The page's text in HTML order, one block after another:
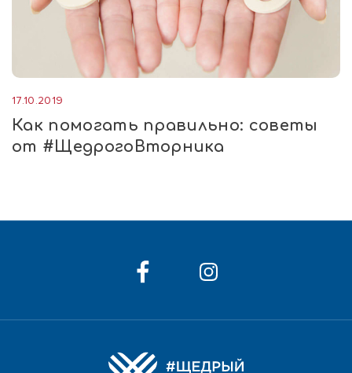
17.10.2019
Как помогать правильно: советы
от #ЩедрогоВторника